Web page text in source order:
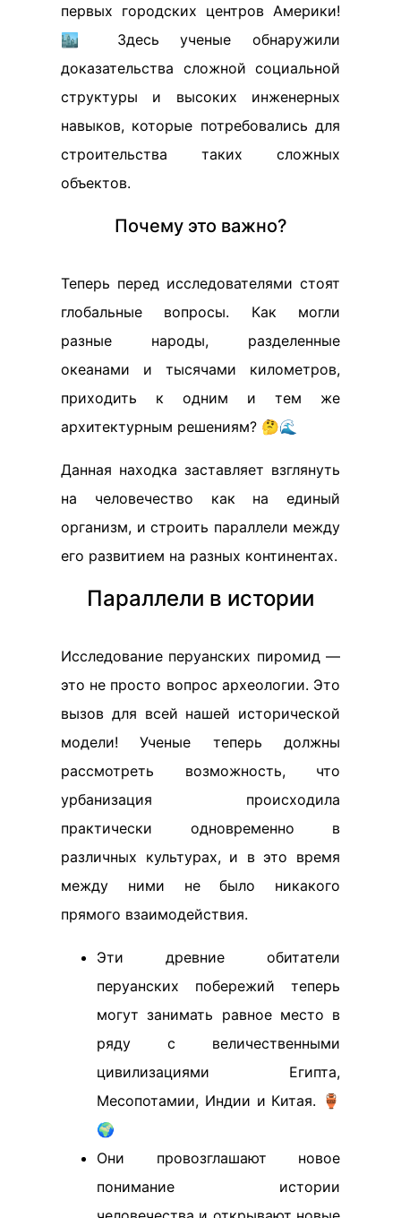
первых городских центров Америки!
🏙️ Здесь ученые обнаружили
доказательства сложной социальной
структуры и высоких инженерных
навыков, которые потребовались для
строительства таких сложных
объектов.
Почему это важно?
Теперь перед исследователями стоят
глобальные вопросы. Как могли
разные народы, разделенные
океанами и тысячами километров,
приходить к одним и тем же
архитектурным решениям? 🤔🌊
Данная находка заставляет взглянуть
на человечество как на единый
организм, и строить параллели между
его развитием на разных континентах.
Параллели в истории
Исследование перуанских пиромид —
это не просто вопрос археологии. Это
вызов для всей нашей исторической
модели! Ученые теперь должны
рассмотреть возможность, что
урбанизация происходила
практически одновременно в
различных культурах, и в это время
между ними не было никакого
прямого взаимодействия.
Эти древние обитатели
перуанских побережий теперь
могут занимать равное место в
ряду с величественными
цивилизациями Египта,
Месопотамии, Индии и Китая. 🏺
🌍
Они провозглашают новое
понимание истории